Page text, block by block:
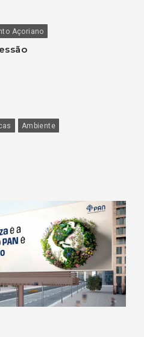
Açoriano
Ambiente